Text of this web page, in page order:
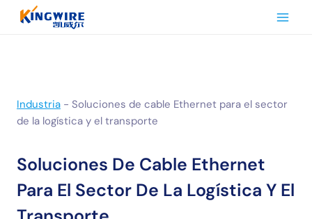
Saltar
Industria - Soluciones de cable Ethernet para el sector
de la logística y el transporte
Soluciones De Cable Ethernet
Para El Sector De La Logística Y El